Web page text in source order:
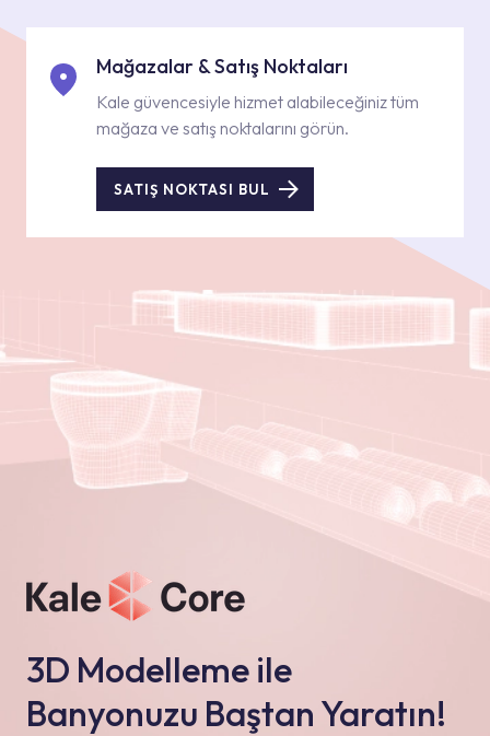
Mağazalar & Satış Noktaları
Kale güvencesiyle hizmet alabileceğiniz tüm
mağaza ve satış noktalarını görün.
SATIŞ NOKTASI BUL
3D Modelleme ile
Banyonuzu Baştan Yaratın!